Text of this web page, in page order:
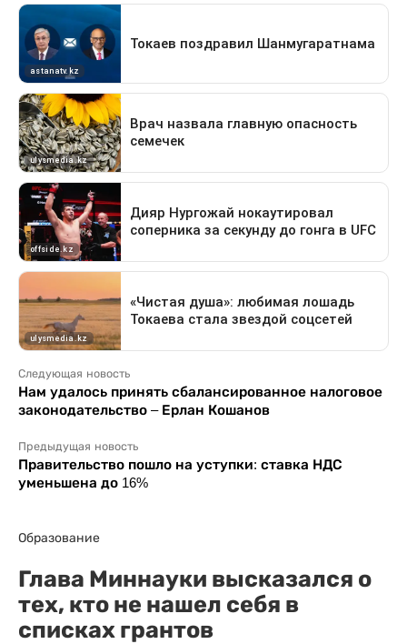
Следующая новость
Нам удалось принять сбалансированное налоговое
законодательство – Ерлан Кошанов
Предыдущая новость
Правительство пошло на уступки: ставка НДС
уменьшена до 16%
Образование
Глава Миннауки высказался о
тех, кто не нашел себя в
списках грантов